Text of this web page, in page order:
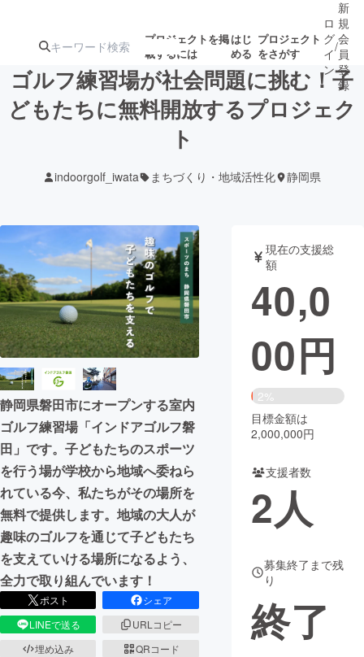
プロジェクトを掲
載するには
はじ
める
プロジェクト
をさがす
注目の新着プロ
テクノロジー・ガジェット
映像・映画 書籍・雑誌
ビジネス・起業 チャレンジ
まちづくり・地域活性化
CAMPFIRE for Social Good
CAMPFIRE Creation
CAMPFIREふるさと納税machi-ya コミュニティ
ロ
グ
イ
ン
/
新
規
会
員
登
録
ゴルフ練習場が社会問題に挑む！子
どもたちに無料開放するプロジェク
ト
indoorgolf_iwata まちづくり・地域活性化 静岡県
静岡県磐田市にオープンする室内
ゴルフ練習場「インドアゴルフ磐
田」です。子どもたちのスポーツ
を行う場が学校から地域へ委ねら
れている今、私たちがその場所を
無料で提供します。地域の大人が
趣味のゴルフを通じて子どもたち
を支えていける場所になるよう、
全力で取り組んでいます！
ポスト
シェア
LINEで送る
URLコピー
埋め込み
QRコード
現在の支援総
額
40,0
00円
2%
目標金額は
2,000,000円
支援者数
2人
募集終了まで残
り
終了